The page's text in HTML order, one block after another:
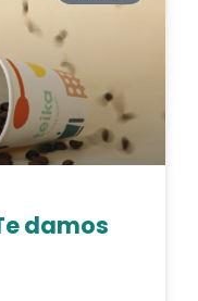
damos